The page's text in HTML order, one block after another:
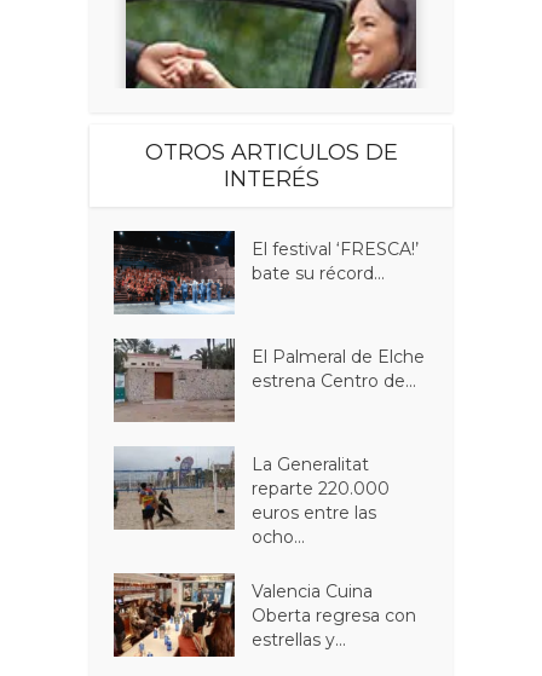
OTROS ARTICULOS DE
INTERÉS
El festival ‘FRESCA!’
bate su récord...
El Palmeral de Elche
estrena Centro de...
La Generalitat
reparte 220.000
euros entre las
ocho...
Valencia Cuina
Oberta regresa con
estrellas y...